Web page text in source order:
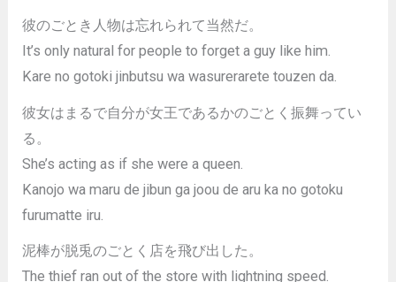
彼のごとき人物は忘れられて当然だ。
It’s only natural for people to forget a guy like him.
Kare no gotoki jinbutsu wa wasurerarete touzen da.
彼女はまるで自分が女王であるかのごとく振舞ってい
る。
She’s acting as if she were a queen.
Kanojo wa maru de jibun ga joou de aru ka no gotoku
furumatte iru.
泥棒が脱兎のごとく店を飛び出した。
The thief ran out of the store with lightning speed.